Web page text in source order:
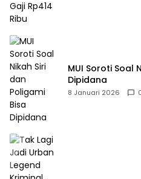
MUI Soroti Soal
Dipidana
8 Januari 2026